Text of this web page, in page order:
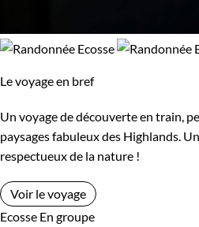
Le voyage en bref
Un voyage de découverte en train,
paysages fabuleux des Highlands.
respectueux de la nature !
Voir le voyage
Ecosse En groupe